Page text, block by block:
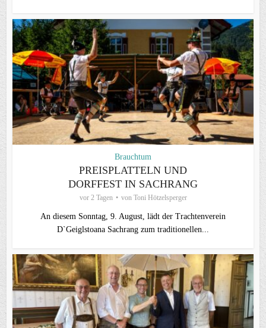
Brauchtum
PREISPLATTELN UND
DORFFEST IN SACHRANG
vor 2 Tagen von Toni Hötzelsperger
An diesem Sonntag, 9. August, lädt der Trachtenverein
D`Geiglstoana Sachrang zum traditionellen...